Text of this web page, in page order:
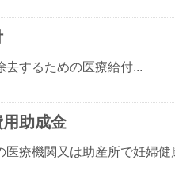
去するための医療給付...
助成金
療機関又は助産所で妊婦健